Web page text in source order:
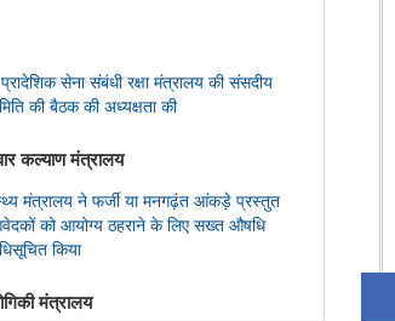
प्रादेशिक सेना संबंधी रक्षा मंत्रालय की संसदीय
की बैठक की अध्यक्षता की
कल्‍याण मंत्रालय
मंत्रालय ने फर्जी या मनगढ़ंत आंकड़े प्रस्‍तुत
को आयोग्‍य ठहराने के लिए सख्त औषधि
किया
मंत्रालय